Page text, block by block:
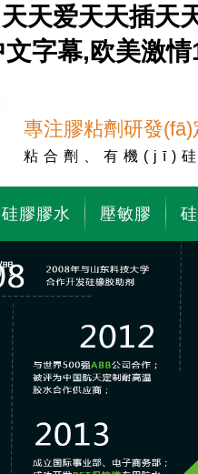
天爱天天插
字幕,欧美激
專注膠粘劑研發
粘合劑、有機(jī)
硅膠膠水 壓敏膠